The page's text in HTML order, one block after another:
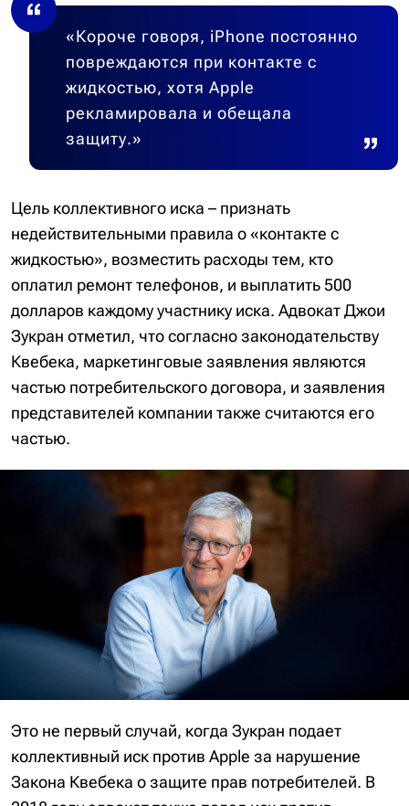
«Короче говоря, iPhone постоянно
повреждаются при контакте с
жидкостью, хотя Apple
рекламировала и обещала
защиту.»
Цель коллективного иска – признать
недействительными правила о «контакте с
жидкостью», возместить расходы тем, кто
оплатил ремонт телефонов, и выплатить 500
долларов каждому участнику иска. Адвокат Джои
Зукран отметил, что согласно законодательству
Квебека, маркетинговые заявления являются
частью потребительского договора, и заявления
представителей компании также считаются его
частью.
Это не первый случай, когда Зукран подает
коллективный иск против Apple за нарушение
Закона Квебека о защите прав потребителей. В